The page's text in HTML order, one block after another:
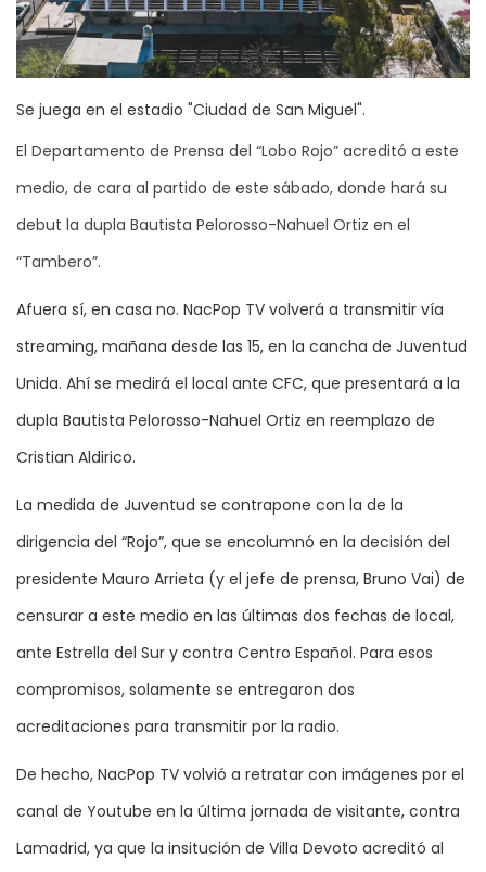
Se juega en el estadio "Ciudad de San Miguel".
El Departamento de Prensa del “Lobo Rojo” acreditó a este
medio, de cara al partido de este sábado, donde hará su
debut la dupla Bautista Pelorosso-Nahuel Ortiz en el
“Tambero”.
Afuera sí, en casa no. NacPop TV volverá a transmitir vía
streaming, mañana desde las 15, en la cancha de Juventud
Unida. Ahí se medirá el local ante CFC, que presentará a la
dupla Bautista Pelorosso-Nahuel Ortiz en reemplazo de
Cristian Aldirico.
La medida de Juventud se contrapone con la de la
dirigencia del “Rojo”, que se encolumnó en la decisión del
presidente Mauro Arrieta (y el jefe de prensa, Bruno Vai) de
censurar a este medio en las últimas dos fechas de local,
ante Estrella del Sur y contra Centro Español. Para esos
compromisos, solamente se entregaron dos
acreditaciones para transmitir por la radio.
De hecho, NacPop TV volvió a retratar con imágenes por el
canal de Youtube en la última jornada de visitante, contra
Lamadrid, ya que la insitución de Villa Devoto acreditó al